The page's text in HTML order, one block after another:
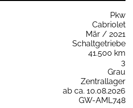
Pkw
Cabriolet
Mär / 2021
Schaltgetriebe
41.500 km
3
Grau
Zentrallager
ab ca. 10.08.2026
GW-AML748